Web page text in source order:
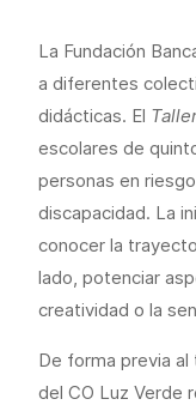
La Fundación
a diferentes
didácticas. El
escolares de
personas en
discapacidad. La
conocer la
lado, potenciar
creatividad o la
De forma previa
del CO Luz Verde